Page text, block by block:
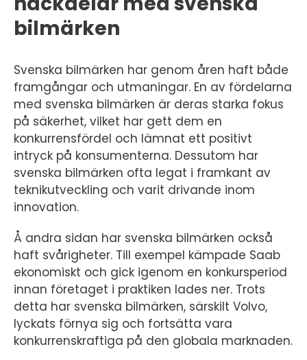
bilmärken
Svenska bilmärken har genom åren haft både
framgångar och utmaningar. En av fördelarna
med svenska bilmärken är deras starka fokus
på säkerhet, vilket har gett dem en
konkurrensfördel och lämnat ett positivt
intryck på konsumenterna. Dessutom har
svenska bilmärken ofta legat i framkant av
teknikutveckling och varit drivande inom
innovation.
Å andra sidan har svenska bilmärken också
haft svårigheter. Till exempel kämpade Saab
ekonomiskt och gick igenom en konkursperiod
innan företaget i praktiken lades ner. Trots
detta har svenska bilmärken, särskilt Volvo,
lyckats förnya sig och fortsätta vara
konkurrenskraftiga på den globala marknaden.